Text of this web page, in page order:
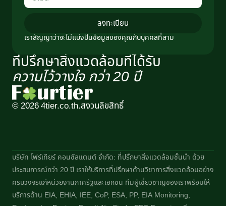
ที่ปรึกษาสิ่งแวดล้อมที่ได้รับ
ความไว้วางใจ กว่า 20 ปี​
© 2026 4tier.co.th.สงวนลิขสิทธิ์
ลงทะเบียน
เราสัญญาว่าจะไม่แบ่งปันข้อมูลของคุณกับบุคคลที่สาม
บริษัท โฟร์เทียร์ คอนซัลแตนต์ จำกัด: ที่ปรึกษาสิ่งแวดล้อมชั้นนำ ด้วย
ประสบการณ์กว่า 20 ปี เราให้บริการที่ปรึกษาด้านวิชาการสิ่งแวดล้อมอย่าง
ครบวงจรแก่หน่วยงานภาครัฐและเอกชน ทีมผู้เชี่ยวชาญของเราพร้อมให้
บริการด้าน EIA, EHIA, IEE, CoP, ESA, PP, EIA Monitoring,